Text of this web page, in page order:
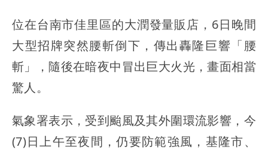
位在台南市佳里區的大潤發量販店，6日晚間
大型招牌突然腰斬倒下，傳出轟隆巨響「腰
斬」，隨後在暗夜中冒出巨大火光，畫面相當
驚人。
氣象署表示，受到颱風及其外圍環流影響，今
(7)日上午至夜間，仍要防範強風，基隆市、